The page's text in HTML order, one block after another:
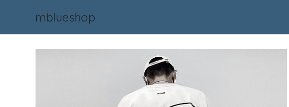
mblueshop